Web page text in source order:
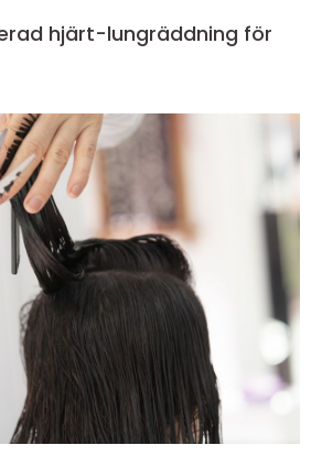
hjärt-lungräddning för